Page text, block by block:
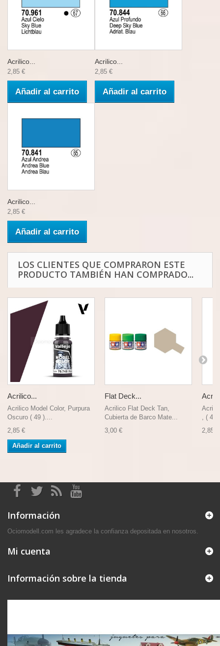
Acrilico...
2,85 €
Añadir al carrito
Acrilico...
2,85 €
Añadir al carrito
Acrilico...
2,85 €
Añadir al carrito
LOS CLIENTES QUE COMPRARON ESTE
PRODUCTO TAMBIÉN HAN COMPRADO...
Acrilico...
Acrilico Model Color, Purpura
Oscuro ( 49 )....
2,85 €
Añadir al carrito
Flat Deck...
Acrilico Flat Deck Tan,
Cubierta de Barco Mate...
3,00 €
, ( 44
2,85 €
Información
Ociomodell.com les agradece la confianza depositada en nosotros.
Mi cuenta
Información sobre la tienda